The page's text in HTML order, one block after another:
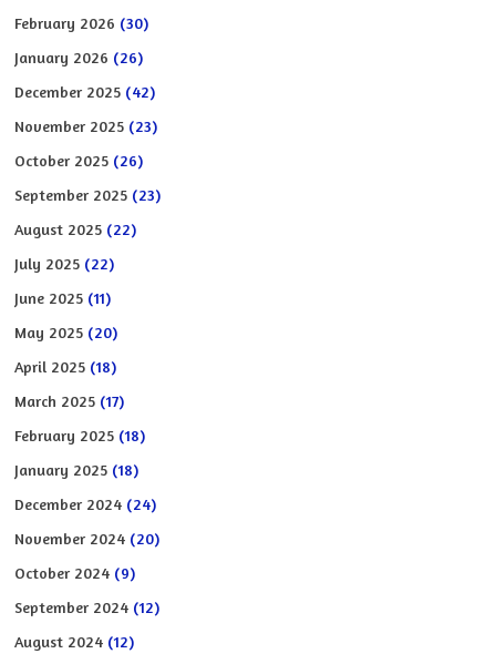
February 2026 (30)
January 2026 (26)
December 2025 (42)
November 2025 (23)
October 2025 (26)
September 2025 (23)
August 2025 (22)
July 2025 (22)
June 2025 (11)
May 2025 (20)
April 2025 (18)
March 2025 (17)
February 2025 (18)
January 2025 (18)
December 2024 (24)
November 2024 (20)
October 2024 (9)
September 2024 (12)
August 2024 (12)